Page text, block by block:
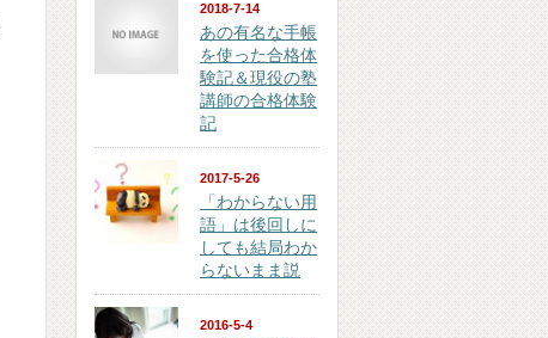
2018-7-14
あの有名な手帳
を使った合格体
験記＆現役の塾
講師の合格体験
記
2017-5-26
「わからない用
語」は後回しに
しても結局わか
らないまま説
2016-5-4